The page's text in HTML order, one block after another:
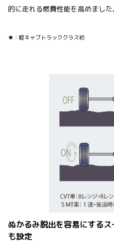
的に走れる燃費性能を高めました
★：軽キャブトラッククラス初
ぬかるみ脱出を容易にする
も設定